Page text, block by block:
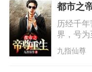
谶，她
跟我玩
刀杀人
都市之
历经千
界，号
时因心
前的少
九指仙尊